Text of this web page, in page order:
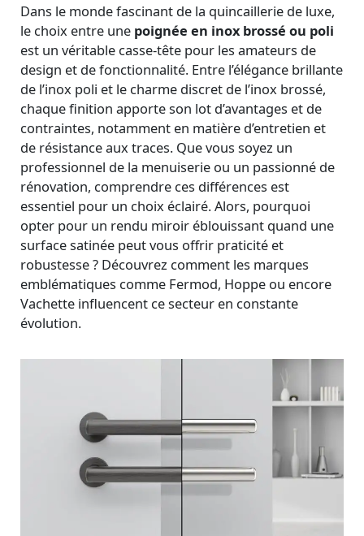
Dans le monde fascinant de la quincaillerie de luxe,
le choix entre une poignée en inox brossé ou poli
est un véritable casse-tête pour les amateurs de
design et de fonctionnalité. Entre l’élégance brillante
de l’inox poli et le charme discret de l’inox brossé,
chaque finition apporte son lot d’avantages et de
contraintes, notamment en matière d’entretien et
de résistance aux traces. Que vous soyez un
professionnel de la menuiserie ou un passionné de
rénovation, comprendre ces différences est
essentiel pour un choix éclairé. Alors, pourquoi
opter pour un rendu miroir éblouissant quand une
surface satinée peut vous offrir praticité et
robustesse ? Découvrez comment les marques
emblématiques comme Fermod, Hoppe ou encore
Vachette influencent ce secteur en constante
évolution.